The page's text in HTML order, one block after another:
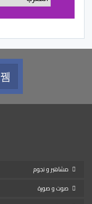
مشاهير و نجوم
صوت و صورة